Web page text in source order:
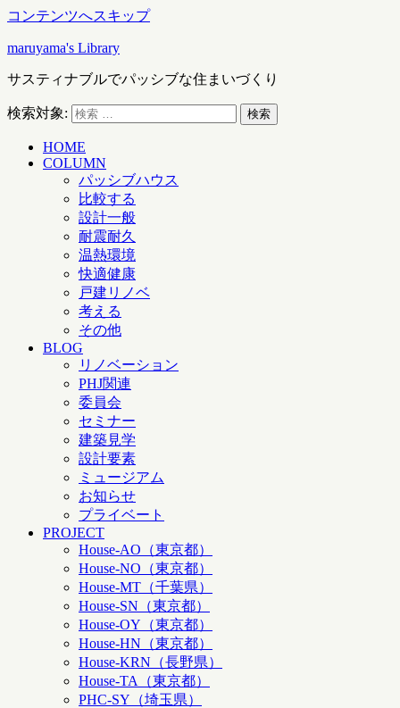
コンテンツへスキップ
maruyama's Library
サスティナブルでパッシブな住まいづくり
検索対象: 検索
HOME
COLUMN
パッシブハウス
比較する
設計一般
耐震耐久
温熱環境
快適健康
戸建リノベ
考える
その他
BLOG
リノベーション
PHJ関連
委員会
セミナー
建築見学
設計要素
ミュージアム
お知らせ
プライベート
PROJECT
House-AO（東京都）
House-NO（東京都）
House-MT（千葉県）
House-SN（東京都）
House-OY（東京都）
House-HN（東京都）
House-KRN（長野県）
House-TA（東京都）
PHC-SY（埼玉県）